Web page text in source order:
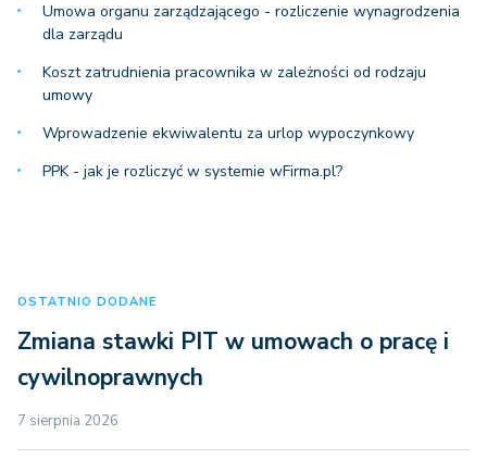
Umowa organu zarządzającego - rozliczenie wynagrodzenia
dla zarządu
Koszt zatrudnienia pracownika w zależności od rodzaju
umowy
Wprowadzenie ekwiwalentu za urlop wypoczynkowy
PPK - jak je rozliczyć w systemie wFirma.pl?
OSTATNIO DODANE
Zmiana stawki PIT w umowach o pracę i
cywilnoprawnych
7 sierpnia 2026